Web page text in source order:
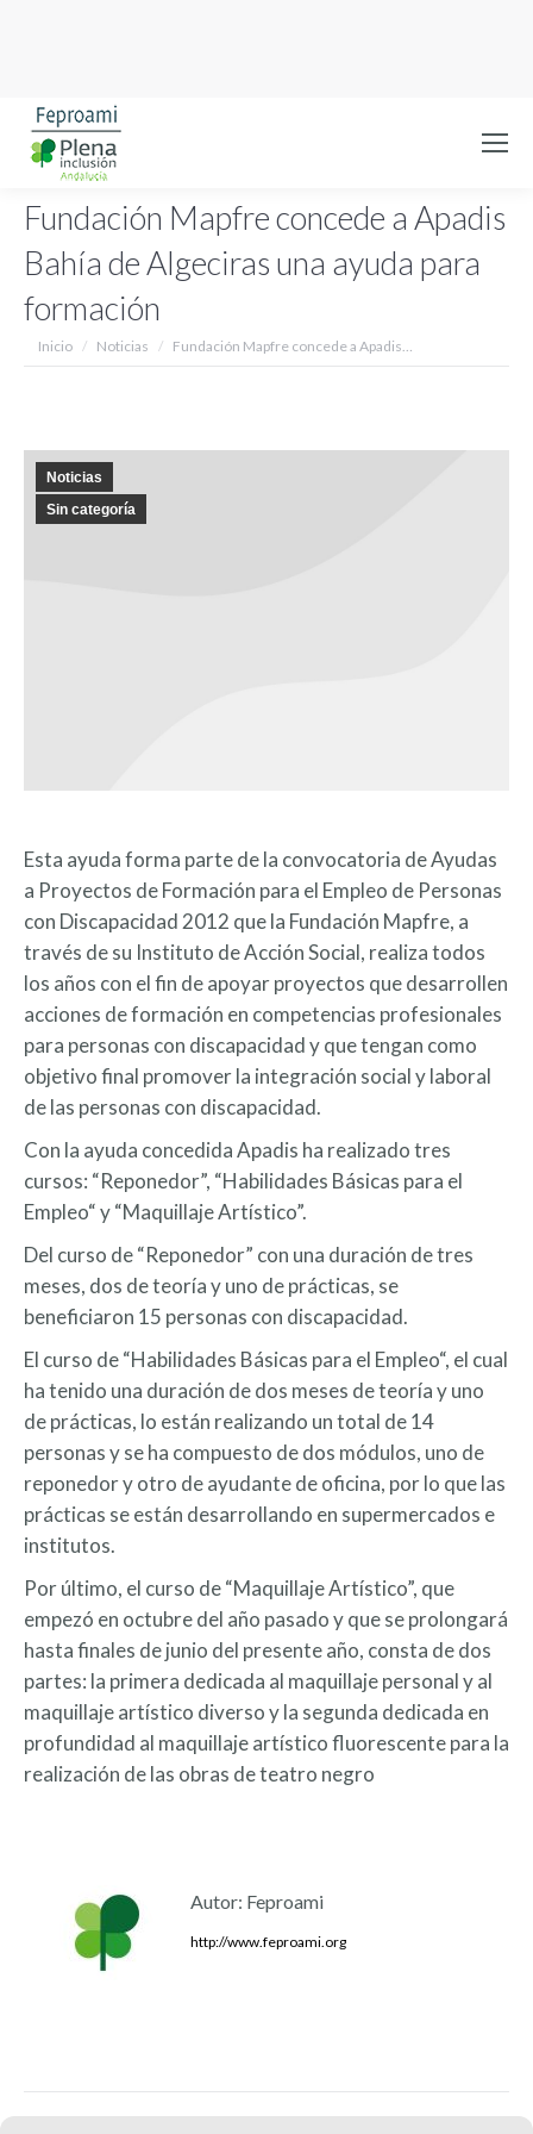
Fundación Mapfre concede a Apadis
Bahía de Algeciras una ayuda para
formación
Estás aquí:
Inicio Noticias Fundación Mapfre concede a Apadis…
Noticias
Sin categoría
Esta ayuda forma parte de la convocatoria de Ayudas
a Proyectos de Formación para el Empleo de Personas
con Discapacidad 2012 que la Fundación Mapfre, a
través de su Instituto de Acción Social, realiza todos
los años con el fin de apoyar proyectos que desarrollen
acciones de formación en competencias profesionales
para personas con discapacidad y que tengan como
objetivo final promover la integración social y laboral
de las personas con discapacidad.
Con la ayuda concedida Apadis ha realizado tres
cursos: “Reponedor”, “Habilidades Básicas para el
Empleo“ y “Maquillaje Artístico”.
Del curso de “Reponedor” con una duración de tres
meses, dos de teoría y uno de prácticas, se
beneficiaron 15 personas con discapacidad.
El curso de “Habilidades Básicas para el Empleo“, el cual
ha tenido una duración de dos meses de teoría y uno
de prácticas, lo están realizando un total de 14
personas y se ha compuesto de dos módulos, uno de
reponedor y otro de ayudante de oficina, por lo que las
prácticas se están desarrollando en supermercados e
institutos.
Por último, el curso de “Maquillaje Artístico”, que
empezó en octubre del año pasado y que se prolongará
hasta finales de junio del presente año, consta de dos
partes: la primera dedicada al maquillaje personal y al
maquillaje artístico diverso y la segunda dedicada en
profundidad al maquillaje artístico fluorescente para la
realización de las obras de teatro negro
Autor: Feproami
http://www.feproami.org